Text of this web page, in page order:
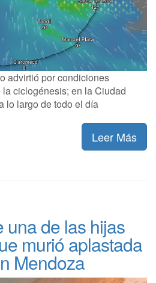
advirtió por condiciones
ciclogénesis; en la Ciudad
lo largo de todo el día
Leer Más
una de las hijas
murió aplastada
Mendoza